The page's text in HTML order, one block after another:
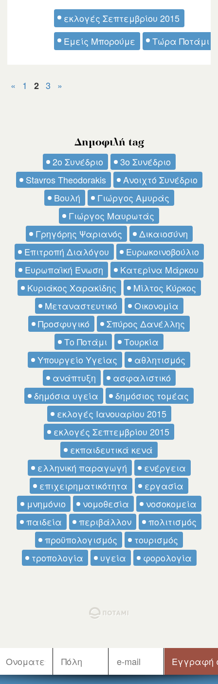
εκλογές Σεπτεμβρίου 2015
Εμείς Μπορούμε
Τώρα Ποτάμι
« 1 2 3 »
Δημοφιλή tag
2ο Συνέδριο
3ο Συνέδριο
Stavros Theodorakis
Ανοιχτό Συνέδριο
Βουλή
Γιώργος Αμυράς
Γιώργος Μαυρωτάς
Γρηγόρης Ψαριανός
Δικαιοσύνη
Επιτροπή Διαλόγου
Ευρωκοινοβούλιο
Ευρωπαϊκή Ένωση
Κατερίνα Μάρκου
Κυριάκος Χαρακίδης
Μίλτος Κύρκος
Μεταναστευτικό
Οικονομία
Προσφυγικό
Σπύρος Δανέλλης
Το Ποτάμι
Τουρκία
Υπουργείο Υγείας
αθλητισμός
ανάπτυξη
ασφαλιστικό
δημόσια υγεία
δημόσιος τομέας
εκλογές Ιανουαρίου 2015
εκλογές Σεπτεμβρίου 2015
εκπαιδευτικά κενά
ελληνική παραγωγή
ενέργεια
επιχειρηματικότητα
εργασία
μνημόνιο
νομοθεσία
νοσοκομεία
παιδεία
περιβάλλον
πολιτισμός
προϋπολογισμός
τουρισμός
τροπολογία
υγεία φορολογία